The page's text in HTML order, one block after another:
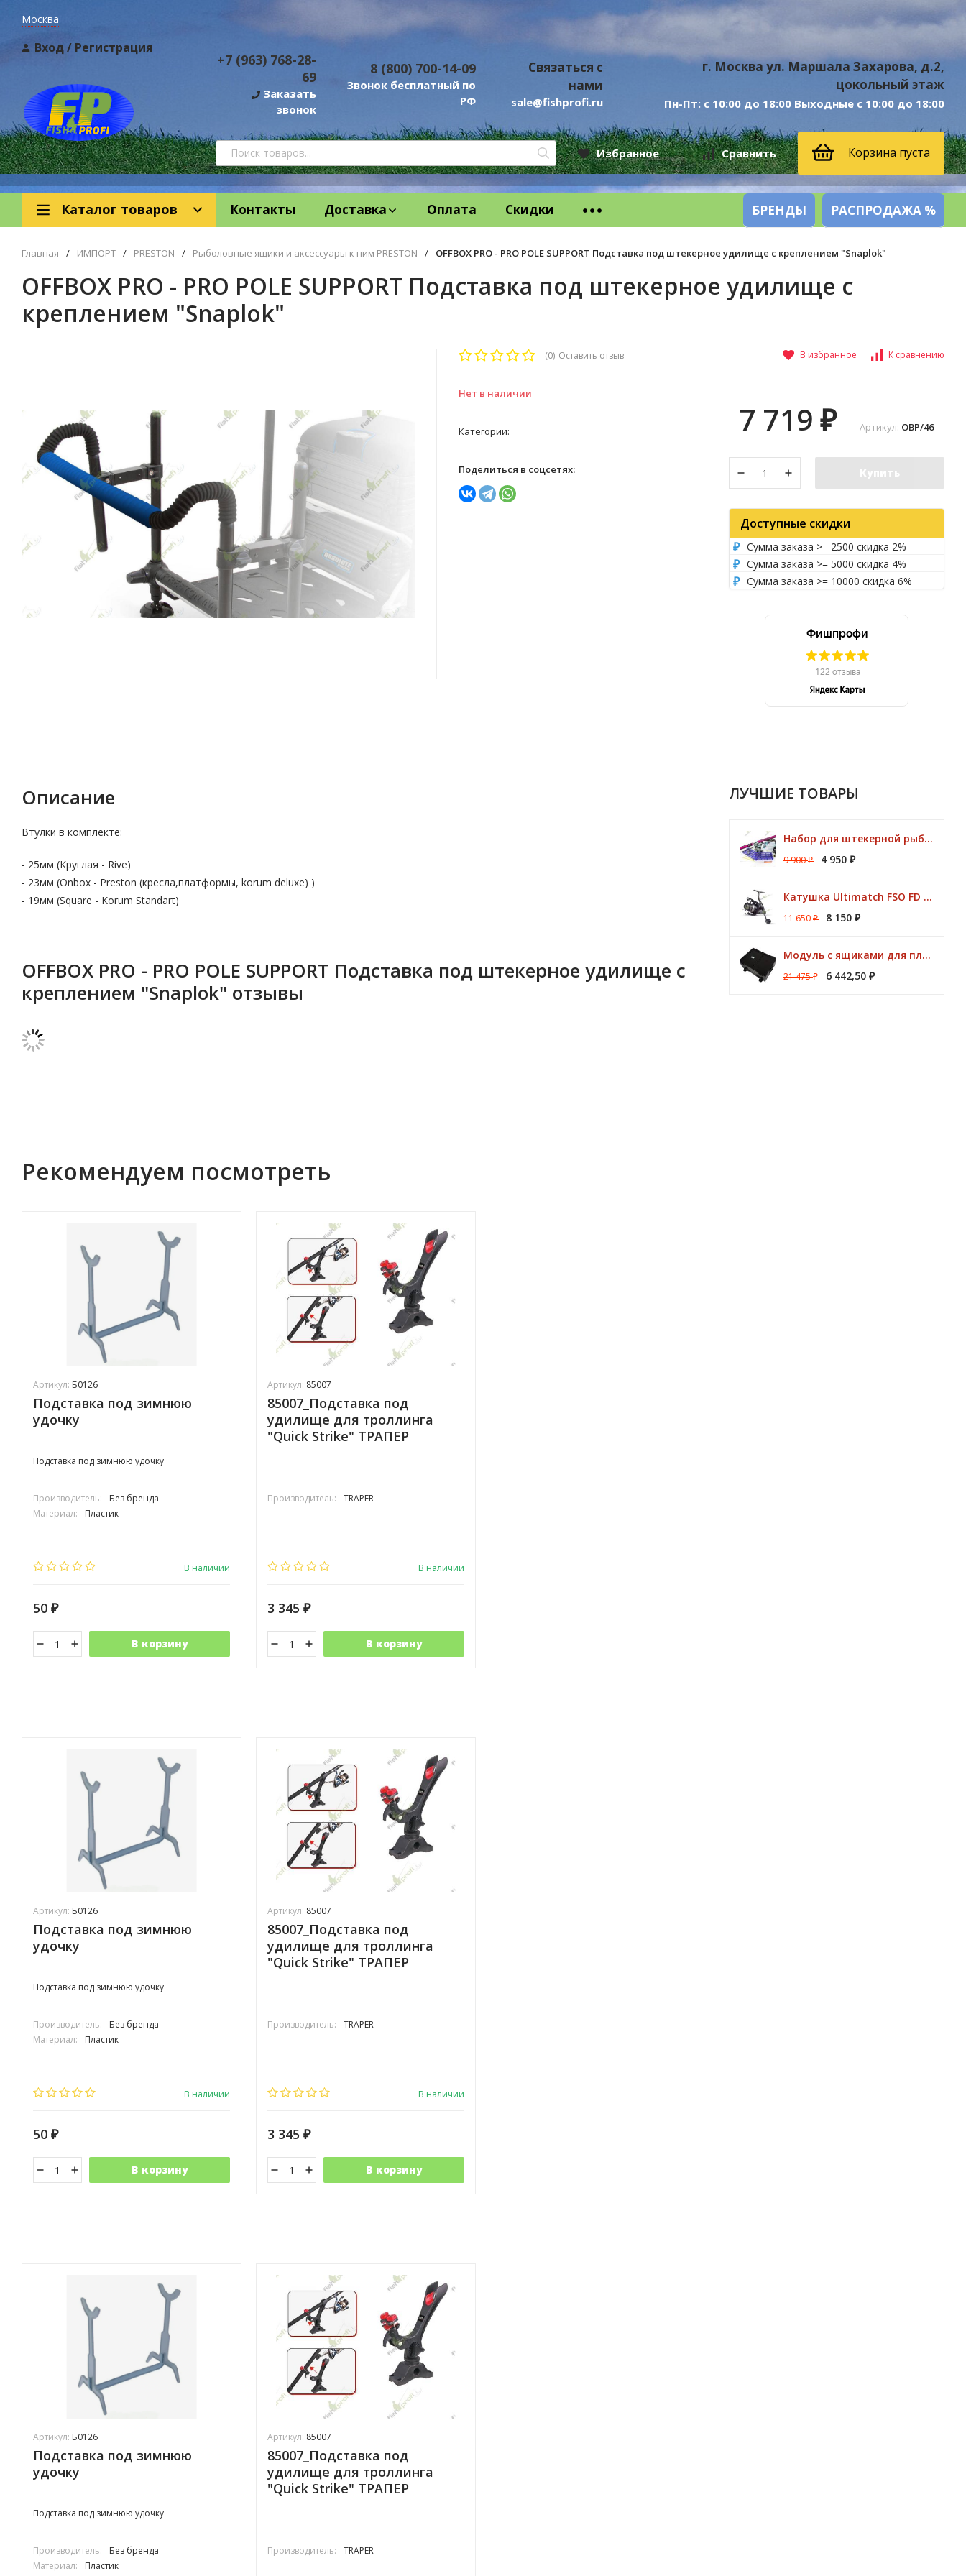
Москва
Вход/ Регистрация
+7 (963) 768-28-
69
Заказать
звонок
8 (800) 700-14-09
Звонок бесплатный по
РФ
Связаться с
нами
sale@fishprofi.ru
г. Москва ул. Маршала Захарова, д.2,
цокольный этаж
Пн-Пт: с 10:00 до 18:00 Выходные с 10:00 до 18:00
Избранное Сравнить Корзина пуста
Каталог товаров Контакты Доставка Оплата Скидки БРЕНДЫ РАСПРОДАЖА %
Главная / ИМПОРТ / PRESTON / Рыболовные ящики и аксессуары к ним PRESTON / OFFBOX PRO - PRO POLE SUPPORT Подставка под штекерное удилище c креплением "Snaplok"
OFFBOX PRO - PRO POLE SUPPORT Подставка под штекерное удилище c
креплением "Snaplok"
(0) Оставить отзыв В избранное К сравнению
Нет в наличии
Категории:
Поделиться в соцсетях:
Артикул: OBP/46
7 719₽
Купить
Доступные скидки
Сумма заказа >= 2500 скидка 2%
Сумма заказа >= 5000 скидка 4%
Сумма заказа >= 10000 скидка 6%
ЛУЧШИЕ ТОВАРЫ
Набор для штекерной рыбалки CLUB KORUM PINK Поплавок (удилище 7м, аксессуары)
9 900₽ 4 950 ₽
Катушка Ultimatch FSO FD 835 8 подшипников 5,1:1 Browning
11 650₽ 8 150 ₽
Модуль с ящиками для платформ Preston ONBOX
21 475₽ 6 442,50 ₽
Описание
Втулки в комплекте:
- 25мм (Круглая - Rive)
- 23мм (Onbox - Preston (кресла,платформы, korum deluxe) )
- 19мм (Square - Korum Standart)
OFFBOX PRO - PRO POLE SUPPORT Подставка под штекерное удилище c
креплением "Snaplok" отзывы
Рекомендуем посмотреть
Артикул: Б0126
Подставка под зимнюю
удочку
Подставка под зимнюю удочку
Производитель:
Без бренда
Материал:
Пластик
В наличии
50 ₽
В корзину
Артикул: 85007
85007_Подставка под
удилище для троллинга
"Quick Strike" ТРАПЕР
Производитель: TRAPER
В наличии
3 345 ₽
В корзину
Артикул: Б0126
Подставка под зимнюю
удочку
Подставка под зимнюю удочку
Производитель:
Без бренда
Материал:
Пластик
В наличии
50 ₽
В корзину
Артикул: 85007
85007_Подставка под
удилище для троллинга
"Quick Strike" ТРАПЕР
Производитель: TRAPER
В наличии
3 345 ₽
В корзину
Артикул: Б0126
Подставка под зимнюю
удочку
Подставка под зимнюю удочку
Производитель:
Без бренда
Материал:
Пластик
Артикул: 85007
85007_Подставка под
удилище для троллинга
"Quick Strike" ТРАПЕР
Производитель: TRAPER